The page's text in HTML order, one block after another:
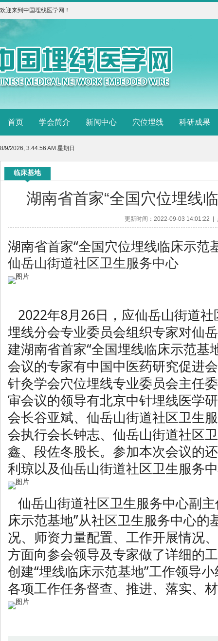
欢迎来到中国埋线医学网！
首页 学会简介 新闻中心 穴位埋线 科研成果
8/9/2026, 3:44:56 AM 星期日
临床基地
湖南省首家“全国穴位埋线
更新时间：2022-09-03 14:01:22 |
湖南省首家“全国穴位埋线临床示范
仙岳山街道社区卫生服务中心
2022年8月26日，应仙岳山街道
埋线分会专业委员会组织专家对仙
建湖南省首家“全国埋线临床示范基
会议的专家有中国中医药研究促进
针灸学会穴位埋线专业委员会主任
审会议的领导有北京中针埋线医学
会长谷亚斌、仙岳山街道社区卫生
会执行会长钟志、仙岳山街道社区
鑫、段佐冬股长。参加本次会议的
利琼以及仙岳山街道社区卫生服务
仙岳山街道社区卫生服务中心副
床示范基地”从社区卫生服务中心
况、师资力量配置、工作开展情况
方面向参会领导及专家做了详细的
创建“埋线临床示范基地”工作领导
各项工作任务督查、推进、落实、